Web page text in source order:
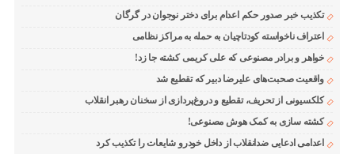
تکذیب خبر صدور حکم اعدام برای دختر نوجوان در گرگان
اعتراف ناخواسته کودتاچیان به حمله به مراکز نظامی
خواهر و برادر مصنوعی که علی کریمی کشته جا زد!
واقعیت صحبت‌های علیرضا دبیر که تقطیع شد
کلکسیونی از تحریف، تقطیع و دروغ‌پردازی از سخنان رهبر انقلاب
کشته سازی به کمک هوش مصنوعی!
اعدامی ادعایی ضدانقلاب از داخل خودرو شایعات را تکذیب کرد